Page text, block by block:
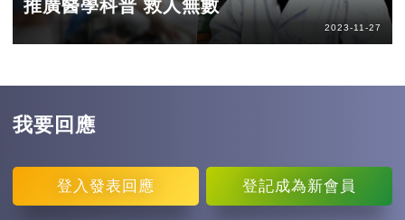
推廣醫學科普 救人無數
2023-11-27
我要回應
登入 發表回應 登記成為新會員